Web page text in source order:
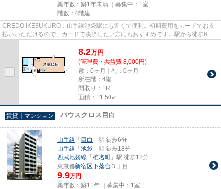
築年数：築1年未満 ｜募集中： 1室
階数：4階建
CREDO IKEBUKURO：山手線池袋駅にも近くて便利。初期費用をカードでお支
払いいただけるので、カードで決済したい方にもおすすめです。駅から徒歩6分
8.2万円
(管理費・共益費 8,000円)
敷：0ヶ月｜礼：0ヶ月
所在階：4階
間取り：1R
面積：11.50㎡
賃貸｜マンション バウスクロス目白
山手線 「 目白 」駅 徒歩6分
山手線 「 池袋 」駅 徒歩18分
西武池袋線 「 椎名町 」駅 徒歩12分
東京都新宿区下落合 ３丁目
9.9万円
築年数：築11年 ｜募集中： 1室